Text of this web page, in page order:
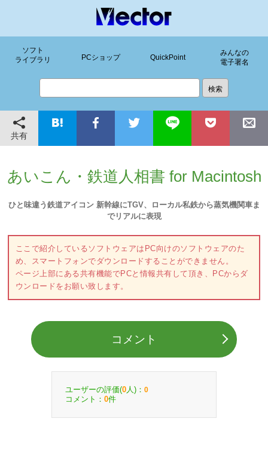
ソフト
ライブラリ
PCショップ QuickPoint
みんなの
電子署名
共有
あいこん・鉄道人相書 for Macintosh
ひと味違う鉄道アイコン 新幹線にTGV、ローカル私鉄から蒸気機関車ま
でリアルに表現
ここで紹介しているソフトウェアはPC向けのソフトウェアのた
め、スマートフォンでダウンロードすることができません。
ページ上部にある共有機能でPCと情報共有して頂き、PCからダ
ウンロードをお願い致します。
コメント
ユーザーの評価(0 人)： 0
コメント： 0件